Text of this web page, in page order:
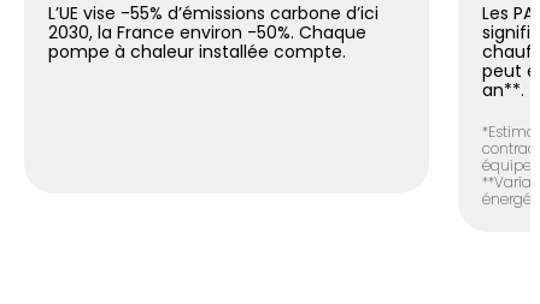
L’UE vise -55% d’émissions carbone d’ici
2030, la France environ -50%. Chaque
pompe à chaleur installée compte.
Les
peut
an**.